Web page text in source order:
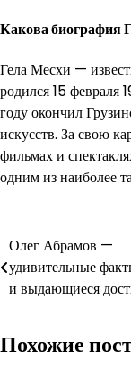
Какова биография
Гела Месхи —
родился 15 февраля
году окончил
искусств. За свою
фильмах и
одним из наиболее
Навигация
по
записям
Олег Абрамов —
удивительные
и выдающиеся
Похожие